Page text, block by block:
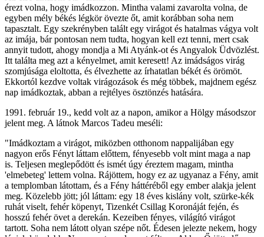
érezt volna, hogy imádkozzon. Mintha valami zavarolta volna, de
egyben mély békés légkör övezte őt, amit korábban soha nem
tapasztalt. Egy szekrényben talált egy virágot és hatalmas vágya volt
az imája, bár pontosan nem tudta, hogyan kell ezt tenni, mert csak
annyit tudott, ahogy mondja a Mi Atyánk-ot és Angyalok Üdvözlést.
Itt találta meg azt a kényelmet, amit keresett! Az imádságos virág
szomjúsága eloltotta, és élvezhette az írhatatlan békét és örömöt.
Ekkortól kezdve voltak virágozások és még többek, majdnem egész
nap imádkoztak, abban a rejtélyes ösztönzés hatására.
1991. február 19., kedd volt az a napon, amikor a Hölgy másodszor
jelent meg. A látnok Marcos Tadeu meséli:
"Imádkoztam a virágot, miközben otthonom nappalijában egy
nagyon erős Fényt láttam előttem, fényesebb volt mint maga a nap
is. Teljesen meglepődött és ismét úgy éreztem magam, mintha
'elmebeteg' lettem volna. Rájöttem, hogy ez az ugyanaz a Fény, amit
a templomban látottam, és a Fény háttéréből egy ember alakja jelent
meg. Közelebb jött; jól láttam: egy 18 éves kislány volt, szürke-kék
ruhát viselt, fehér köpenyt, Tizenkét Csillag Koronáját fején, és
hosszú fehér övet a derekán. Kezeiben fényes, világító virágot
tartott. Soha nem látott olyan szépe nőt. Édesen jelezte nekem, hogy